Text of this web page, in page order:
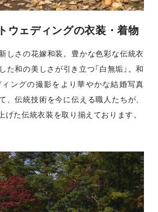
ウェディングの衣装・着物
しさの花嫁和装。豊かな色彩な伝統衣
た和の美しさが引き立つ「白無垢」。和
ングの撮影をより華やかな結婚写真
、伝統技術を今に伝える職人たちが、
げた伝統衣装を取り揃えております。